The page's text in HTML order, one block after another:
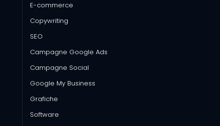
E-commerce
Copywriting
SEO
Campagne Google Ads
Campagne Social
Google My Business
Grafiche
Software